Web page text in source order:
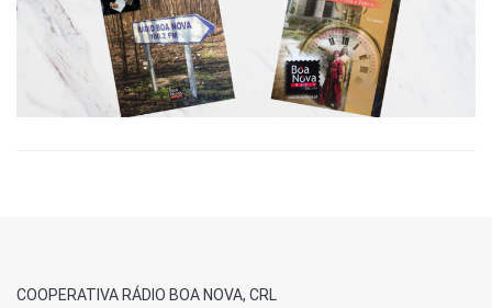
COOPERATIVA RÁDIO BOA NOVA, CRL